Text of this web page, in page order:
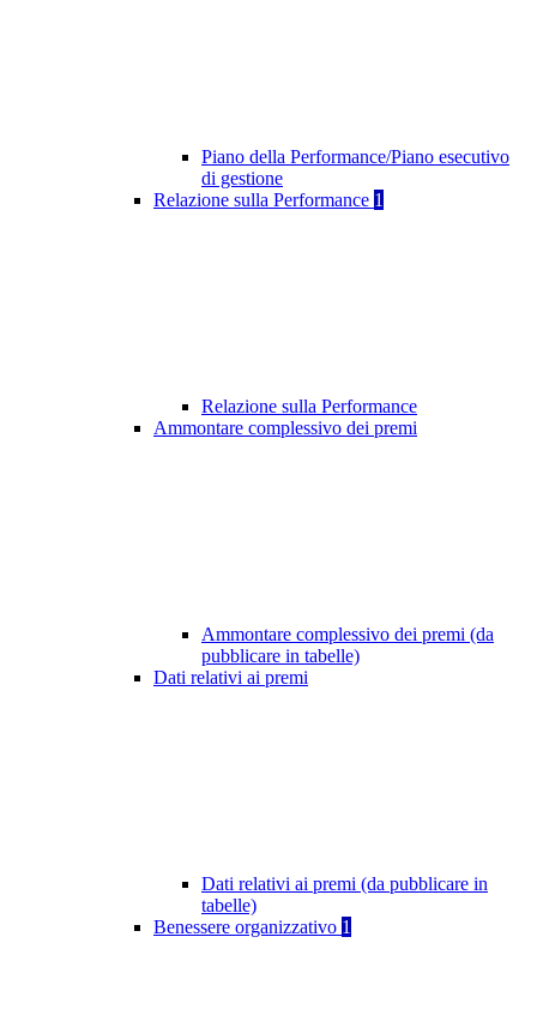
Piano della Performance/Piano esecutivo
di gestione
Relazione sulla Performance 1
Relazione sulla Performance
Ammontare complessivo dei premi
Ammontare complessivo dei premi (da
pubblicare in tabelle)
Dati relativi ai premi
Dati relativi ai premi (da pubblicare in
tabelle)
Benessere organizzativo 1